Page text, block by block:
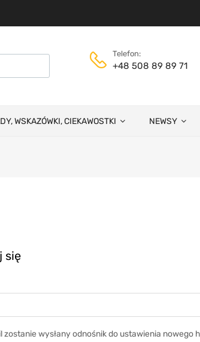
Telefon:
+48 508 89 89 71
WSKAZÓWKI, CIEKAWOSTKI NEWSY
się
zostanie wysłany odnośnik do ustawienia nowego